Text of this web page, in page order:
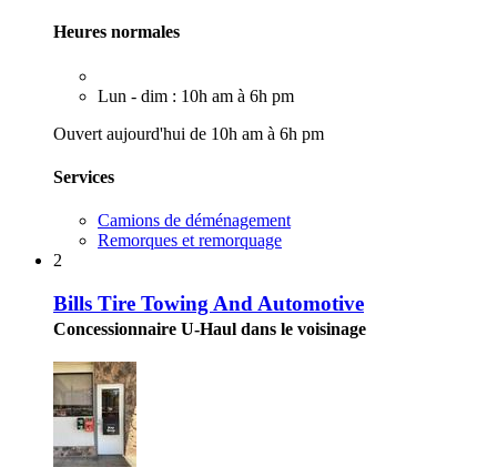
Heures normales
Lun - dim : 10h am à 6h pm
Ouvert aujourd'hui de 10h am à 6h pm
Services
Camions de déménagement
Remorques et remorquage
2
Bills Tire Towing And Automotive
Concessionnaire U-Haul dans le voisinage